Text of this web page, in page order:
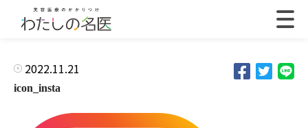
2022.11.21
icon_insta